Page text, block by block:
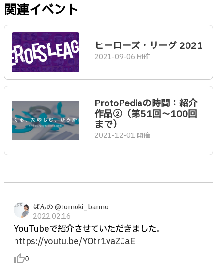
関連イベント
ヒーローズ・リーグ 2021
2021-09-06 開催
ProtoPediaの時間：紹介
作品②（第51回〜100回
まで）
2021-12-01 開催
ばんの @tomoki_banno
2022.02.16
YouTubeで紹介させていただきました。
https://youtu.be/YOtr1vaZJaE
thumb_up_alt0